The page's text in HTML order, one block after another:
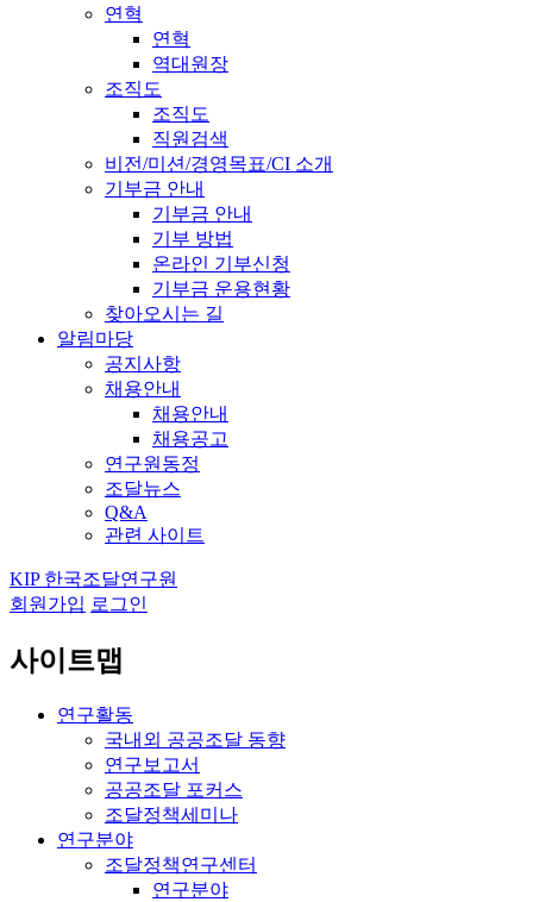
연혁
연혁
역대원장
조직도
조직도
직원검색
비전/미션/경영목표/CI 소개
기부금 안내
기부금 안내
기부 방법
온라인 기부신청
기부금 운용현황
찾아오시는 길
알림마당
공지사항
채용안내
채용안내
채용공고
연구원동정
조달뉴스
Q&A
관련 사이트
KIP 한국조달연구원
회원가입 로그인
사이트맵
연구활동
국내외 공공조달 동향
연구보고서
공공조달 포커스
조달정책세미나
연구분야
조달정책연구센터
연구분야